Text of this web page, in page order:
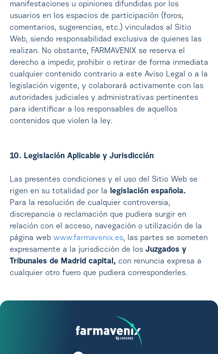
manifestaciones u opiniones difundidas por los
usuarios en los espacios de participación (foros,
comentarios, sugerencias, etc.) vinculados al Sitio
Web, siendo responsabilidad exclusiva de quienes las
realizan. No obstante, FARMAVENIX se reserva el
derecho a impedir, prohibir o retirar de forma inmediata
cualquier contenido contrario a este Aviso Legal o a la
legislación vigente, y colaborará activamente con las
autoridades judiciales y administrativas pertinentes
para identificar a los responsables de aquellos
contenidos que violen la ley.
10. Legislación Aplicable y Jurisdicción
Las presentes condiciones y el uso del Sitio Web se
rigen en su totalidad por la legislación española.
Para la resolución de cualquier controversia,
discrepancia o reclamación que pudiera surgir en
relación con el acceso, navegación o utilización de la
página web www.farmavenix.es, las partes se someten
expresamente a la jurisdicción de los Juzgados y
Tribunales de Madrid capital, con renuncia expresa a
cualquier otro fuero que pudiera corresponderles.